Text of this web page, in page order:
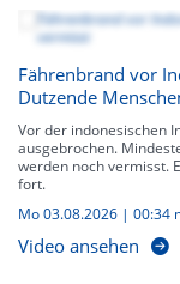
Fährenbrand vor
Dutzende
Vor der indonesischen
ausgebrochen.
werden noch vermisst.
fort.
Mo 03.08.2026 | 00:34
Video ansehen